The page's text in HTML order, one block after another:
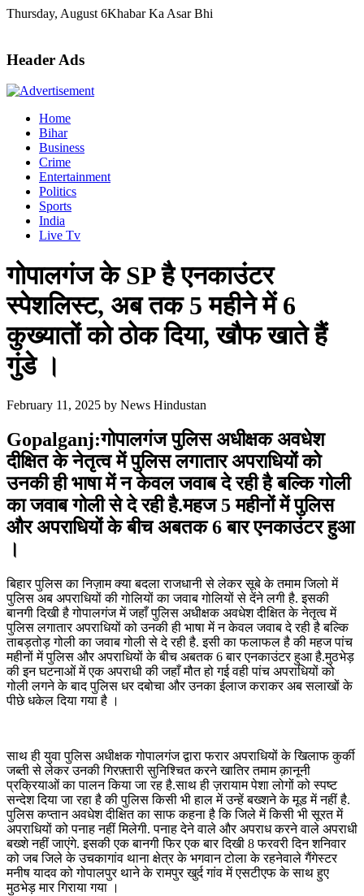
Skip
Thursday, August 6Khabar Ka Asar Bhi
Header Ads
Home
Bihar
Business
Crime
Entertainment
Politics
Sports
India
Live Tv
गोपालगंज के SP है एनकाउंटर
स्पेशलिस्ट, अब तक 5 महीने में 6
कुख्यातों को ठोक दिया, खौफ खाते हैं
गुंडे ।
February 11, 2025 by News Hindustan
Gopalganj:गोपालगंज पुलिस अधीक्षक अवधेश
दीक्षित के नेतृत्व में पुलिस लगातार अपराधियों को
उनकी ही भाषा में न केवल जवाब दे रही है बल्कि गोली
का जवाब गोली से दे रही है.महज 5 महीनों में पुलिस
और अपराधियों के बीच अबतक 6 बार एनकाउंटर हुआ
।
बिहार पुलिस का निज़ाम क्या बदला राजधानी से लेकर सूबे के तमाम जिलो में
पुलिस अब अपराधियों की गोलियों का जवाब गोलियों से देंने लगी है. इसकी
बानगी दिखी है गोपालगंज में जहाँ पुलिस अधीक्षक अवधेश दीक्षित के नेतृत्व में
पुलिस लगातार अपराधियों को उनकी ही भाषा में न केवल जवाब दे रही है बल्कि
ताबड़तोड़ गोली का जवाब गोली से दे रही है. इसी का फलाफल है की महज पांच
महीनों में पुलिस और अपराधियों के बीच अबतक 6 बार एनकाउंटर हुआ है.मुठभेड़
की इन घटनाओं में एक अपराधी की जहाँ मौत हो गई वही पांच अपराधियों को
गोली लगने के बाद पुलिस धर दबोचा और उनका ईलाज कराकर अब सलाखों के
पीछे धकेल दिया गया है ।
साथ ही युवा पुलिस अधीक्षक गोपालगंज द्वारा फरार अपराधियों के खिलाफ कुर्की
जब्ती से लेकर उनकी गिरफ़्तारी सुनिश्चित करने खातिर तमाम क़ानूनी
प्रक्रियाओं का पालन किया जा रह है.साथ ही ज़रायाम पेशा लोगों को स्पष्ट
सन्देश दिया जा रहा है की पुलिस किसी भी हाल में उन्हें बख्शने के मूड में नहीं है.
पुलिस कप्तान अवधेश दीक्षित का साफ कहना है कि जिले में किसी भी सूरत में
अपराधियों को पनाह नहीं मिलेगी. पनाह देने वाले और अपराध करने वाले अपराधी
बख्शे नहीं जाएंगे. इसकी एक बानगी फिर एक बार दिखी 8 फरवरी दिन शनिवार
को जब जिले के उचकागांव थाना क्षेत्र के भगवान टोला के रहनेवाले गैंगेस्टर
मनीष यादव को गोपालपुर थाने के रामपुर खुर्द गांव में एसटीएफ के साथ हुए
मुठभेड़ मार गिराया गया ।